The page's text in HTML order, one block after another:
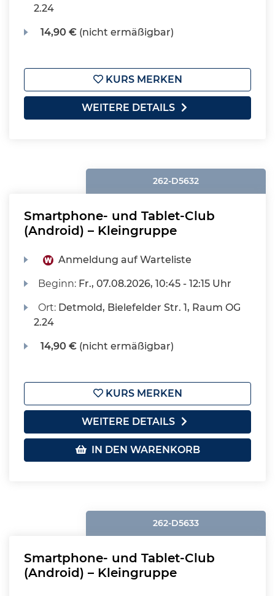
2.24
14,90 € (nicht ermäßigbar)
KURS MERKEN
WEITERE DETAILS
262-D5632
Smartphone- und Tablet-Club
(Android) – Kleingruppe
Anmeldung auf Warteliste
Beginn: Fr., 07.08.2026, 10:45 - 12:15 Uhr
Ort: Detmold, Bielefelder Str. 1, Raum OG
2.24
14,90 € (nicht ermäßigbar)
KURS MERKEN
WEITERE DETAILS
IN DEN WARENKORB
262-D5633
Smartphone- und Tablet-Club
(Android) – Kleingruppe